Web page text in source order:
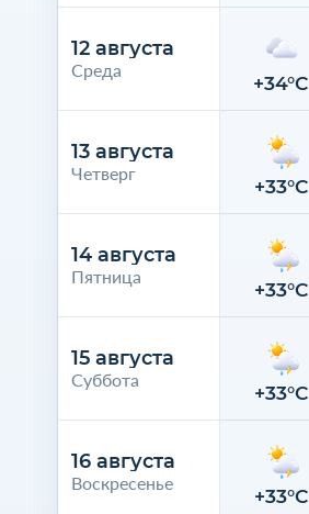
12 августа
Среда
13 августа
Четверг
14 августа
Пятница
15 августа
Суббота
16 августа
Воскресенье
+34°C
+33°C
+33°C
+33°C
+33°C